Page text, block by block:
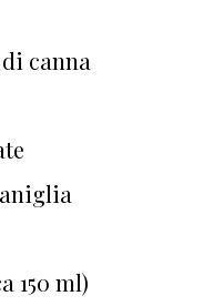
canna
150 ml)